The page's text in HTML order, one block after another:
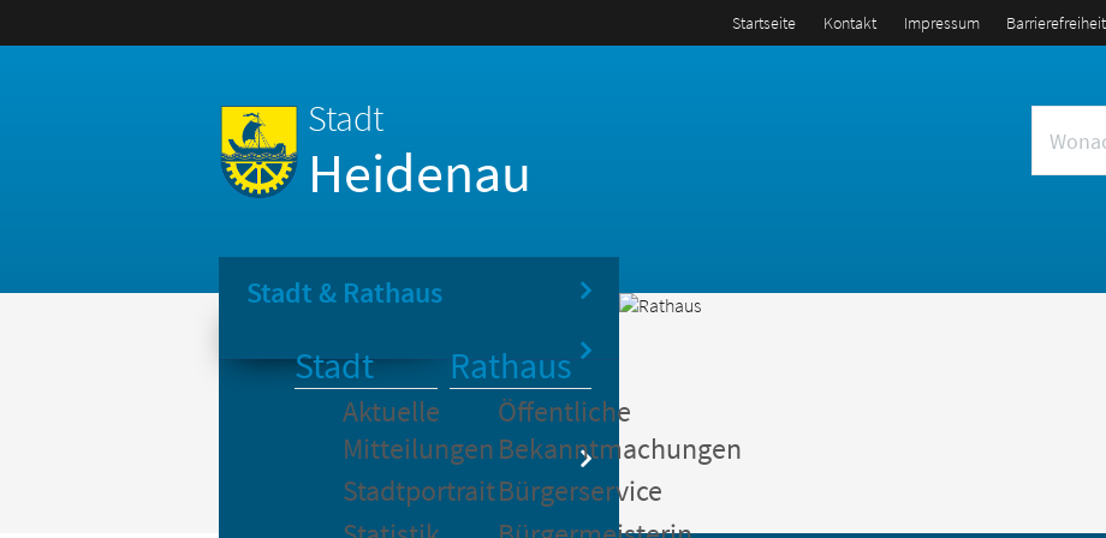
Startseite Kontakt Impressum
Stadt
Heidenau
Stadt & Rathaus
Stadt
Aktuelle
Mitteilungen
Stadtportrait
Rathaus
Öffentliche
Bekanntmachungen
Bürgerservice